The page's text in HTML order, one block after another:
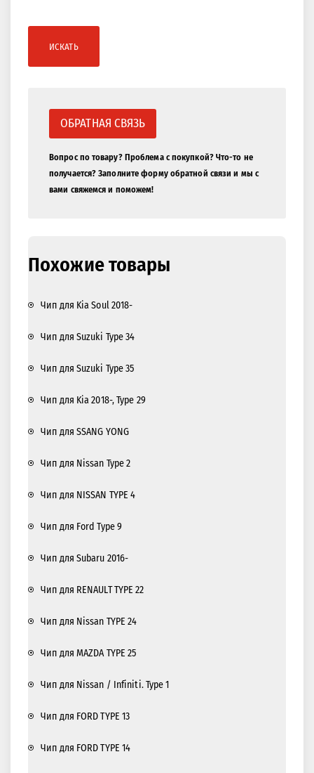
ИСКАТЬ
ОБРАТНАЯ СВЯЗЬ
Вопрос по товару? Проблема с покупкой? Что-то не
получается? Заполните форму обратной связи и мы с
вами свяжемся и поможем!
Похожие товары
Чип для Kia Soul 2018-
Чип для Suzuki Type 34
Чип для Suzuki Type 35
Чип для Kia 2018-, Type 29
Чип для SSANG YONG
Чип для Nissan Type 2
Чип для NISSAN TYPE 4
Чип для Ford Type 9
Чип для Subaru 2016-
Чип для RENAULT TYPE 22
Чип для Nissan TYPE 24
Чип для MAZDA TYPE 25
Чип для Nissan / Infiniti. Type 1
Чип для FORD TYPE 13
Чип для FORD TYPE 14